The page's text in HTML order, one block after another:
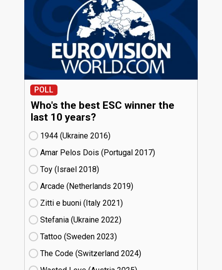
POLL
Who's the best ESC winner the
last 10 years?
1944 (Ukraine
16)
Amar Pelos Dois (Portugal
17)
Toy (Israel
18)
Arcade (Netherlands
19)
Zitti e buoni​ (Italy
21)
Stefania (Ukraine
22)
Tattoo (Sweden
23)
The Code (Switzerland
24)